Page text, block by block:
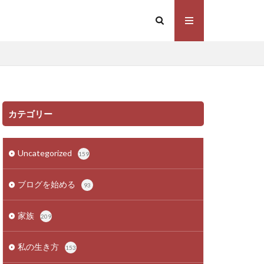
カテゴリー
Uncategorized 159
ブログを始める 93
家族 209
私の生き方 153